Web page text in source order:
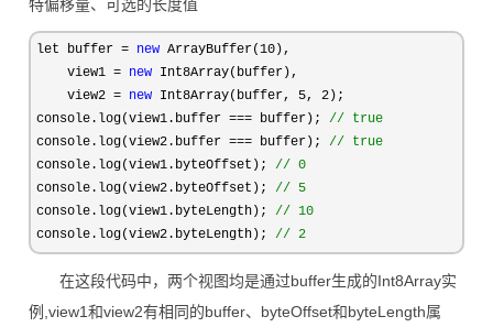
特偏移量、可选的长度值
let buffer = new ArrayBuffer(10 ),
    view1
= new Int8Array(buffer),
    view2
= new Int8Array(buffer, 5, 2 );
console.log(view1.buffer === buffer); // true
console.log(view2.buffer === buffer); // true
console.log(view1.byteOffset); // 0
console.log(view2.byteOffset); // 5
console.log(view1.byteLength); // 10
console.log(view2.byteLength); // 2
在这段代码中，两个视图均是通过buffer生成的Int8Array实
例,view1和view2有相同的buffer、byteOffset和byteLength属